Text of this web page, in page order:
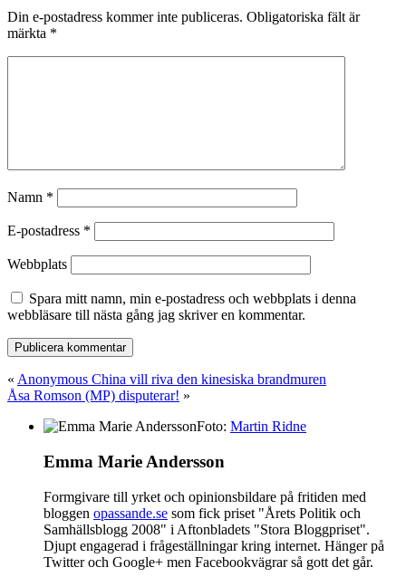
Din e-postadress kommer inte publiceras. Obligatoriska fält är
märkta *
Namn *
E-postadress *
Webbplats
Spara mitt namn, min e-postadress och webbplats i denna
webbläsare till nästa gång jag skriver en kommentar.
« Anonymous China vill riva den kinesiska brandmuren
Åsa Romson (MP) disputerar! »
Foto: Martin Ridne
Emma Marie Andersson
Formgivare till yrket och opinionsbildare på fritiden med
bloggen opassande.se som fick priset "Årets Politik och
Samhällsblogg 2008" i Aftonbladets "Stora Bloggpriset".
Djupt engagerad i frågeställningar kring internet. Hänger på
Twitter och Google+ men Facebookvägrar så gott det går.